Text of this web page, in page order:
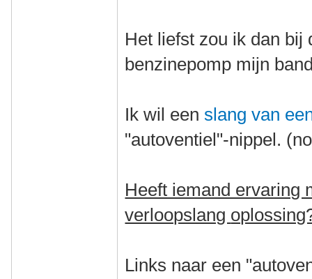
Het liefst zou ik dan bij
benzinepomp mijn
Ik wil eenslang van
"autoventiel"-nippel.
Heeft iemand ervaring
verloopslang
Links naar een